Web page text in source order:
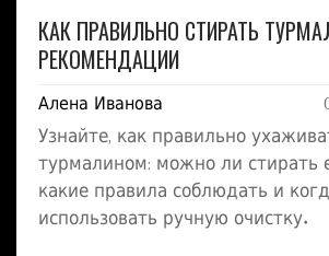
КАК ПРАВИЛЬНО СТИРАТЬ
РЕКОМЕНДАЦИИ
Алена Иванова
Узнайте, как правильно
турмалином: можно ли стирать
какие правила соблюдать и
использовать ручную очистку.